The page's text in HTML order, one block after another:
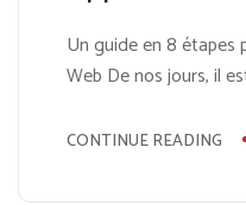
Un guide en 8 étapes
Web De nos jours, il
Quel que soit le type
CONTINUE READING